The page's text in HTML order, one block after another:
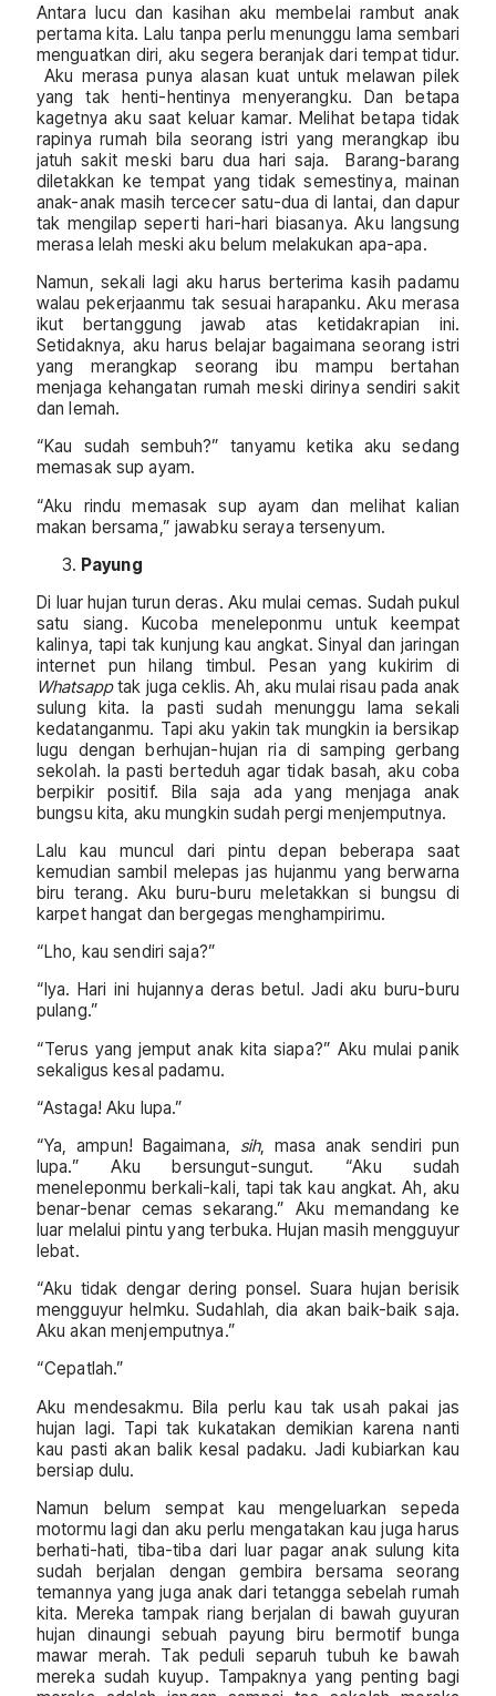
Antara lucu dan kasihan aku membelai rambut anak
pertama kita. Lalu tanpa perlu menunggu lama sembari
menguatkan diri, aku segera beranjak dari tempat tidur.
Aku merasa punya alasan kuat untuk melawan pilek
yang tak henti-hentinya menyerangku. Dan betapa
kagetnya aku saat keluar kamar. Melihat betapa tidak
rapinya rumah bila seorang istri yang merangkap ibu
jatuh sakit meski baru dua hari saja. Barang-barang
diletakkan ke tempat yang tidak semestinya, mainan
anak-anak masih tercecer satu-dua di lantai, dan dapur
tak mengilap seperti hari-hari biasanya. Aku langsung
merasa lelah meski aku belum melakukan apa-apa.
Namun, sekali lagi aku harus berterima kasih padamu
walau pekerjaanmu tak sesuai harapanku. Aku merasa
ikut bertanggung jawab atas ketidakrapian ini.
Setidaknya, aku harus belajar bagaimana seorang istri
yang merangkap seorang ibu mampu bertahan
menjaga kehangatan rumah meski dirinya sendiri sakit
dan lemah.
“Kau sudah sembuh?” tanyamu ketika aku sedang
memasak sup ayam.
“Aku rindu memasak sup ayam dan melihat kalian
makan bersama,” jawabku seraya tersenyum.
Payung
Di luar hujan turun deras. Aku mulai cemas. Sudah pukul
satu siang. Kucoba meneleponmu untuk keempat
kalinya, tapi tak kunjung kau angkat. Sinyal dan jaringan
internet pun hilang timbul. Pesan yang kukirim di
Whatsapptak juga ceklis. Ah, aku mulai risau pada anak
sulung kita. Ia pasti sudah menunggu lama sekali
kedatanganmu. Tapi aku yakin tak mungkin ia bersikap
lugu dengan berhujan-hujan ria di samping gerbang
sekolah. Ia pasti berteduh agar tidak basah, aku coba
berpikir positif. Bila saja ada yang menjaga anak
bungsu kita, aku mungkin sudah pergi menjemputnya.
Lalu kau muncul dari pintu depan beberapa saat
kemudian sambil melepas jas hujanmu yang berwarna
biru terang. Aku buru-buru meletakkan si bungsu di
karpet hangat dan bergegas menghampirimu.
“Lho, kau sendiri saja?”
“Iya. Hari ini hujannya deras betul. Jadi aku buru-buru
pulang.”
“Terus yang jemput anak kita siapa?” Aku mulai panik
sekaligus kesal padamu.
“Astaga! Aku lupa.”
“Ya, ampun! Bagaimana, sih, masa anak sendiri pun
lupa.” Aku bersungut-sungut. “Aku sudah
meneleponmu berkali-kali, tapi tak kau angkat. Ah, aku
benar-benar cemas sekarang.” Aku memandang ke
luar melalui pintu yang terbuka. Hujan masih mengguyur
lebat.
“Aku tidak dengar dering ponsel. Suara hujan berisik
mengguyur helmku. Sudahlah, dia akan baik-baik saja.
Aku akan menjemputnya.”
“Cepatlah.”
Aku mendesakmu. Bila perlu kau tak usah pakai jas
hujan lagi. Tapi tak kukatakan demikian karena nanti
kau pasti akan balik kesal padaku. Jadi kubiarkan kau
bersiap dulu.
Namun belum sempat kau mengeluarkan sepeda
motormu lagi dan aku perlu mengatakan kau juga harus
berhati-hati, tiba-tiba dari luar pagar anak sulung kita
sudah berjalan dengan gembira bersama seorang
temannya yang juga anak dari tetangga sebelah rumah
kita. Mereka tampak riang berjalan di bawah guyuran
hujan dinaungi sebuah payung biru bermotif bunga
mawar merah. Tak peduli separuh tubuh ke bawah
mereka sudah kuyup. Tampaknya yang penting bagi